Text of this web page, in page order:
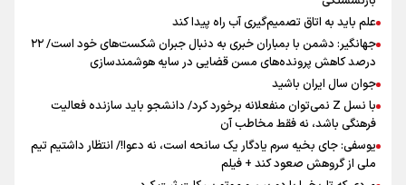
اینفو برنا / جدول کامل فاصله مرز شلمچه تا شهرهای زیارتی
عراق
علم باید به اتاق تصمیم‌گیری آب راه پیدا کند
جهانگیر: دشمن با بمباران خبری به دنبال جبران شکست‌های خود است/ ۲۲
درصد کاهش پرونده‌های مسن قضایی در سایه هوشمندسازی
جوان سال ایران باشید
با نسل Z نمی‌توان منفعلانه برخورد کرد/ دانشجو باید سازنده فعالیت
فرهنگی باشد، نه فقط مخاطب آن
یوسفی: جای بخیه سرم یادگار یک سانحه است، نه دعوا!/ انتظار داشتیم تیم
ملی از گروهش صعود کند + فیلم